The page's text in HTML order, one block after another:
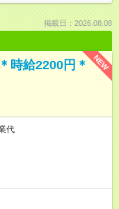
掲載日：2026.08.08
NEW
時給2200円＊
代